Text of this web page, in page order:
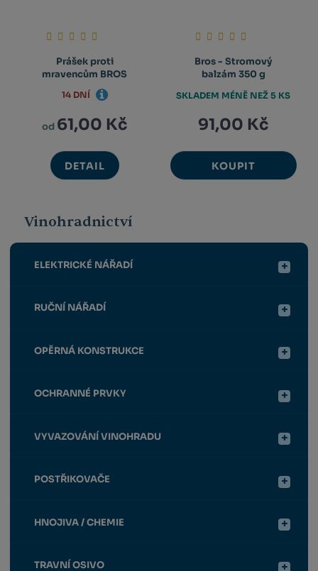
Prášek proti
mravencům BROS
od 61,00 Kč
DETAIL
14 DNÍ
Bros - Stromový
balzám 350 g
91,00 Kč
KOUPIT
SKLADEM MÉNĚ NEŽ 5 KS
Vinohradnictví
ELEKTRICKÉ NÁŘADÍ
RUČNÍ NÁŘADÍ
OPĚRNÁ KONSTRUKCE
OCHRANNÉ PRVKY
VYVAZOVÁNÍ VINOHRADU
POSTŘIKOVAČE
HNOJIVA / CHEMIE
TRAVNÍ OSIVO